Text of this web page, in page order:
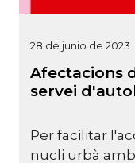
28 de junio de 2023
Afectacions
servei
Per facilitar
nucli urbà